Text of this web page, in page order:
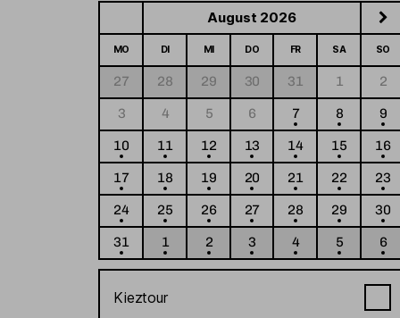
August 2026
MO DI MI DO FR SA SO
27 28 29 30 31 1
2
3
4 5 6 7 8
9
10
11 12 13 14 15
16
17
18 19 20 21 22
23
24
25 26 27 28 29
30
31
1 2 3 4 5 6
Kieztour